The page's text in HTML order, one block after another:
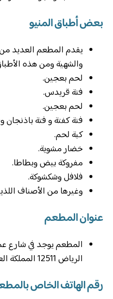
بعض أطباق المنيو
يقدم المطعم العديد من
والشهية ومن هذه
لحم بعجين.
‏فتة قريدس.
لحم بعجين.
فتة كفتة و فتة
كبة لحم.
خضار مشوية.
مفروكة بيض وبطاطا.
فلافل وشكشوكة.
وغيرها من الأصناف
عنوان المطعم
المطعم يوجد في شارع
الرياض 12511 المملكة العربية السعودية.
رقم الهاتف الخاص